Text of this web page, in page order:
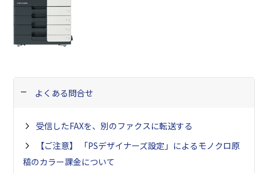
よくある問合せ
受信したFAXを、別のファクスに転送する
【ご注意】 「PSデザイナーズ設定」によるモノクロ原
稿のカラー課金について